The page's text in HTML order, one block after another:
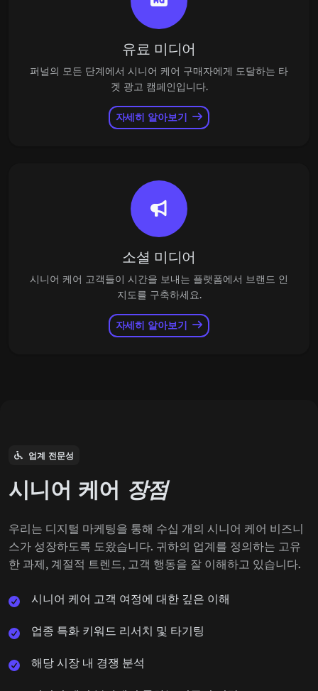
유료 미디어
퍼널의 모든 단계에서 시니어 케어 구매자에게 도달하는 타
겟 광고 캠페인입니다.
자세히 알아보기
소셜 미디어
시니어 케어 고객들이 시간을 보내는 플랫폼에서 브랜드 인
지도를 구축하세요.
자세히 알아보기
업계 전문성
시니어 케어 장점
우리는 디지털 마케팅을 통해 수십 개의 시니어 케어 비즈니
스가 성장하도록 도왔습니다. 귀하의 업계를 정의하는 고유
한 과제, 계절적 트렌드, 고객 행동을 잘 이해하고 있습니다.
시니어 케어 고객 여정에 대한 깊은 이해
업종 특화 키워드 리서치 및 타기팅
해당 시장 내 경쟁 분석